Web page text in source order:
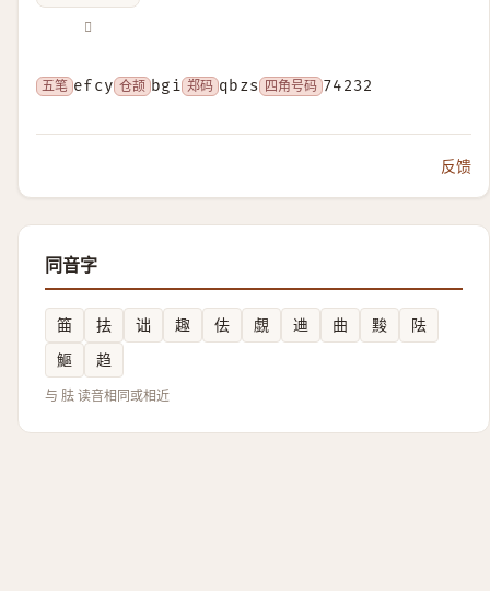
𦛱
五笔 efcy 仓颉 bgi 郑码 qbzs 四角号码 74232
反馈
同音字
筁 抾 诎 趣 佉 覷 䢗 曲 黢
阹
鰸
趋
与 胠 读音相同或相近